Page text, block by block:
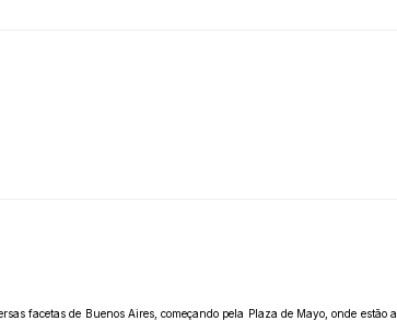
facetas de Buenos Aires, começando pela Plaza de Mayo, onde